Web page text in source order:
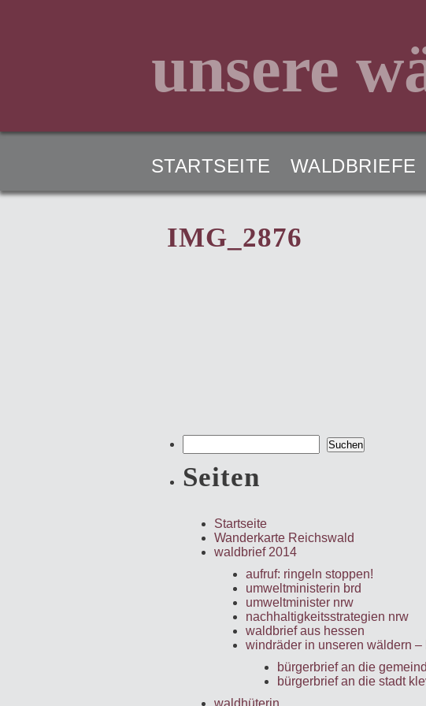
unsere
STARTSEITE WALDBRIEFE
IMG_2876
nach:
Seiten
Startseite
Wanderkarte Reichswald
waldbrief 2014
aufruf: ringeln stoppen!
umweltministerin brd
umweltminister nrw
nachhaltigkeitsstrategien nrw
waldbrief aus hessen
windräder in unseren wäldern –
bürgerbrief an die
bürgerbrief an die stadt
waldhüterin